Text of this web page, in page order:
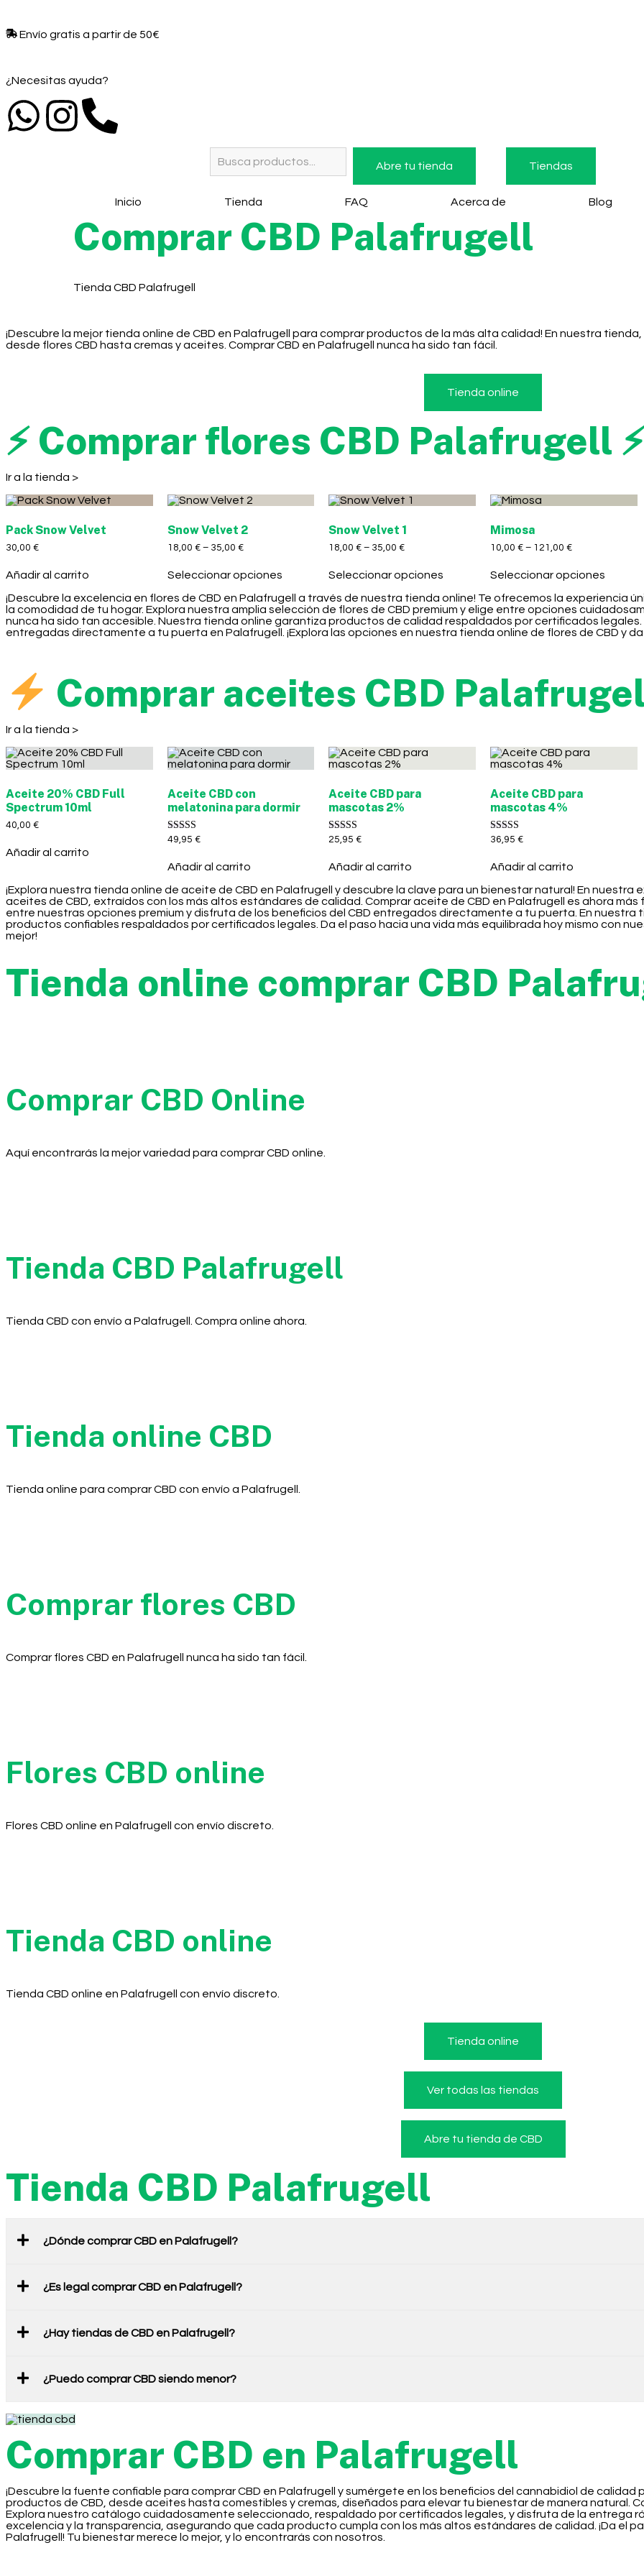
Envío gratis a partir de 50€​
¿Necesitas ayuda?
Abre tu tienda Tiendas
Inicio Tienda FAQ Acerca de Blog
Comprar CBD Palafrugell
Tienda CBD Palafrugell
¡Descubre la mejor tienda online de CBD en Palafrugell para comprar productos de la más alta calidad! En nuestra
desde flores CBD hasta cremas y aceites. Comprar CBD en Palafrugell nunca ha sido tan fácil.
Tienda online
⚡ Comprar flores CBD Palafrugell
Ir a la tienda >
Pack Snow Velvet
30,00 €
Añadir al carrito
Snow Velvet 2
18,00 €– 35,00 €
Seleccionar opciones
Snow Velvet 1
18,00€ – 35,00€
Seleccionar opciones
Mimosa
10,00 €– 121,00 €
Seleccionar opciones
¡Descubre la excelencia en flores de CBD en Palafrugell a través de nuestra tienda online! Te ofrecemos la experiencia
la comodidad de tu hogar. Explora nuestra amplia selección de flores de CBD premium y elige entre opciones
nunca ha sido tan accesible. Nuestra tienda online garantiza productos de calidad respaldados por certificados
entregadas directamente a tu puerta en Palafrugell. ¡Explora las opciones en nuestra tienda online de flores de CBD y
Comprar aceites CBD
Ir a la tienda >
Aceite 20% CBD Full
Spectrum 10ml
40,00 €
Añadir al carrito
Aceite CBD con
melatonina para dormir
Valorado con
49,95 €
Añadir al carrito
Aceite CBD para
mascotas 2%
Valorado con
25,95€
Añadir al carrito
Aceite CBD para
mascotas 4%
Valorado con
36,95 €
Añadir al carrito
¡Explora nuestra tienda online de aceite de CBD en Palafrugell y descubre la clave para un bienestar natural! En
aceites de CBD, extraídos con los más altos estándares de calidad. Comprar aceite de CBD en Palafrugell es ahora
entre nuestras opciones premium y disfruta de los beneficios del CBD entregados directamente a tu puerta. En
productos confiables respaldados por certificados legales. Da el paso hacia una vida más equilibrada hoy mismo con
mejor!
Tienda online comprar CBD
Comprar CBD Online
Aquí encontrarás la mejor variedad para comprar CBD online.
Tienda CBD Palafrugell
Tienda CBD con envío a Palafrugell. Compra online ahora.
Tienda online CBD
Tienda online para comprar CBD con envío a Palafrugell.
Comprar flores CBD
Comprar flores CBD en Palafrugell nunca ha sido tan fácil.
Flores CBD online
Flores CBD online en Palafrugell con envío discreto.
Tienda CBD online
Tienda CBD online en Palafrugell con envío discreto.
Tienda online
Ver todas las tiendas
Abre tu tienda de CBD
Tienda CBD Palafrugell
¿Dónde comprar CBD en Palafrugell?
¿Es legal comprar CBD en Palafrugell?
¿Hay tiendas de CBD en Palafrugell?
¿Puedo comprar CBD siendo menor?
Comprar CBD en Palafrugell
¡Descubre la fuente confiable para comprar CBD en Palafrugell y sumérgete en los beneficios del cannabidiol de
productos de CBD, desde aceites hasta comestibles y cremas, diseñados para elevar tu bienestar de manera natural.
Explora nuestro catálogo cuidadosamente seleccionado, respaldado por certificados legales, y disfruta de la entrega
excelencia y la transparencia, asegurando que cada producto cumpla con los más altos estándares de calidad. ¡Da el
Palafrugell! Tu bienestar merece lo mejor, y lo encontrarás con nosotros.